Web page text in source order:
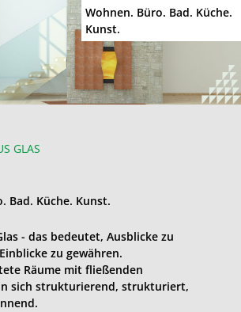
Wohnen. Büro. Bad. Küche.
Kunst.
GLAS
Bad. Küche. Kunst.
- das bedeutet, Ausblicke zu
zu gewähren.
Räume mit fließenden
sich strukturierend, strukturiert,